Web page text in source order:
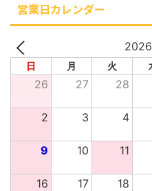
営業日カレンダー
日 月 火
26 27 28
2 3 4
9 10 11
16 17 18